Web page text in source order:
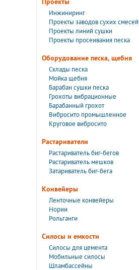
Проекты
Инжиниринг
Проекты заводов сухих смесей
Проекты линий сушки
Проекты просеивания песка
Оборудование песка, щебня
Склады песка
Мойка щебня
Барабан сушки песка
Грохоты вибрационные
Барабанный грохот
Вибросито промышленное
Круговое вибросито
Растариватели
Растариватель биг-бегов
Растариватель мешков
Затариватель биг-бега
Конвейеры
Ленточные конвейеры
Нории
Рольганги
Силосы и емкости
Силосы для цемента
Мобильные силосы
Шламбассейны